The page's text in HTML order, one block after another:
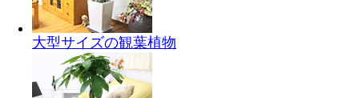
大型サイズの観葉植物